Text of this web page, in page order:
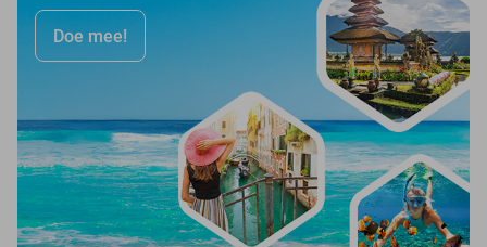
Doe mee!